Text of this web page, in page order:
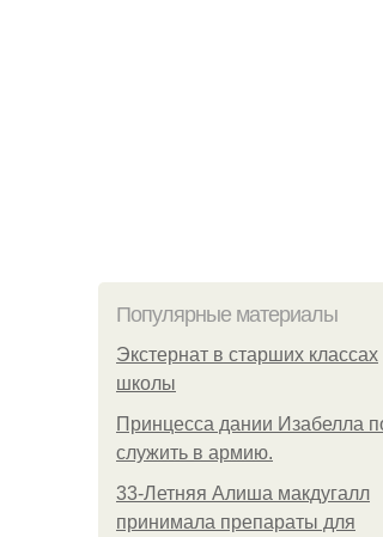
Популярные материалы
Экстернат в старших классах
школы
Принцесса дании Изабелла
служить в армию.
33-Летняя Алиша макдугалл
принимала препараты для